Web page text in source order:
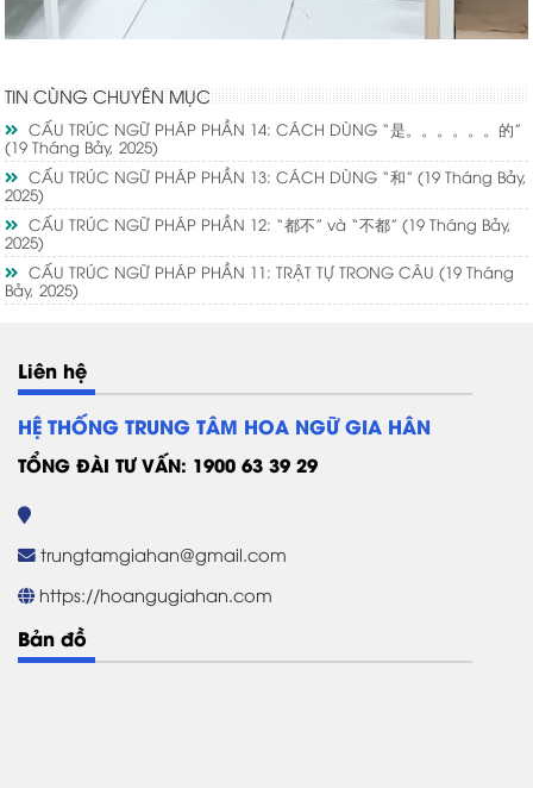
TIN CÙNG CHUYÊN MỤC
CẤU TRÚC NGỮ PHÁP PHẦN 14: CÁCH DÙNG “是。。。。。。的”
(19 Tháng Bảy, 2025)
CẤU TRÚC NGỮ PHÁP PHẦN 13: CÁCH DÙNG “和”(19 Tháng Bảy,
2025)
CẤU TRÚC NGỮ PHÁP PHẦN 12: “都不” và “不都”(19 Tháng Bảy,
2025)
CẤU TRÚC NGỮ PHÁP PHẦN 11: TRẬT TỰ TRONG CÂU(19 Tháng
Bảy, 2025)
Liên hệ
HỆ THỐNG TRUNG TÂM HOA NGỮ GIA HÂN
TỔNG ĐÀI TƯ VẤN: 1900 63 39 29
trungtamgiahan@gmail.com
https://hoangugiahan.com
Bản đồ